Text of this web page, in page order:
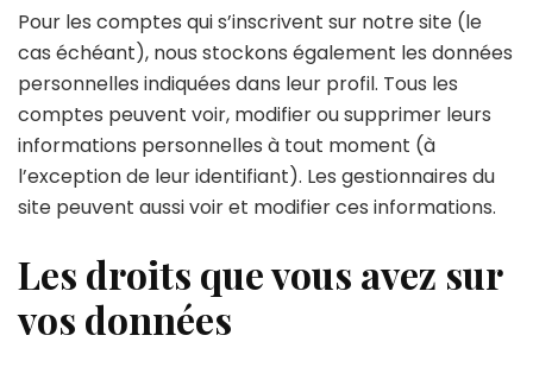
Pour les comptes qui s’inscrivent sur notre site (le
cas échéant), nous stockons également les données
personnelles indiquées dans leur profil. Tous les
comptes peuvent voir, modifier ou supprimer leurs
informations personnelles à tout moment (à
l’exception de leur identifiant). Les gestionnaires du
site peuvent aussi voir et modifier ces informations.
Les droits que vous avez sur
vos données